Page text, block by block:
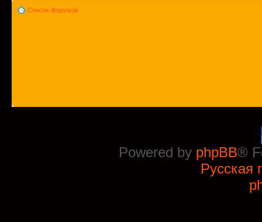
Список форумов
Powered by phpBB®
Русская